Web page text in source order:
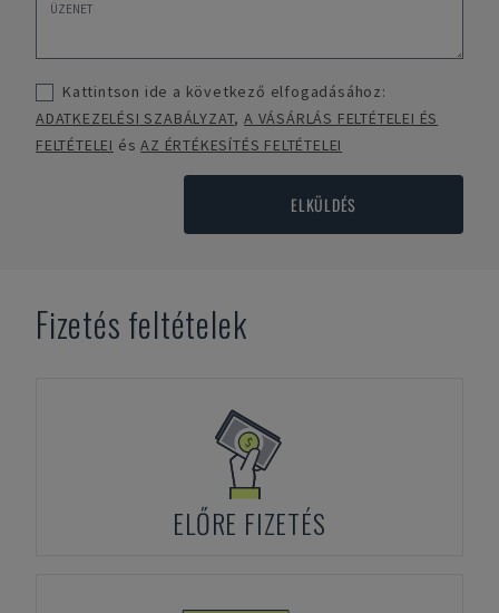
Kattintson ide a következő elfogadásához:
ADATKEZELÉSI SZABÁLYZAT,A VÁSÁRLÁS FELTÉTELEI ÉS
FELTÉTELEI ésAZ ÉRTÉKESÍTÉS FELTÉTELEI
ELKÜLDÉS
Fizetés feltételek
ELŐRE FIZETÉS